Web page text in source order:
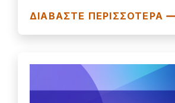
ΔΙΑΒΆΣΤΕ ΠΕΡΙΣΣΌΤΕΡΑ